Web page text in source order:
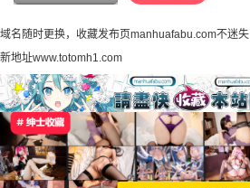
域名随时更换，收藏发布页manhuafabu.com不迷失
新地址www.totomh1.com